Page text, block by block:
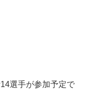
選手が参加予定で